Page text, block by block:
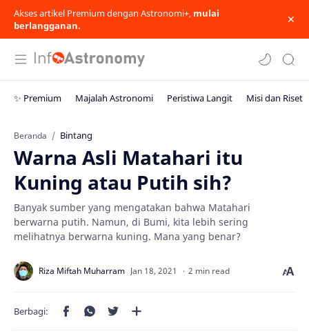
Akses artikel Premium dengan Astronomi+, mulai
berlangganan.
Beranda Bintang
Warna Asli Matahari itu
Kuning atau Putih sih?
Banyak sumber yang mengatakan bahwa Matahari
berwarna putih. Namun, di Bumi, kita lebih sering
melihatnya berwarna kuning. Mana yang benar?
2 min read